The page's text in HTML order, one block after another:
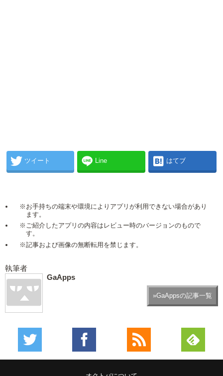
ツイート Line はてブ
※お手持ちの端末や環境によりアプリが利用できない場合があり
ます。
※ご紹介したアプリの内容はレビュー時のバージョンのもので
す。
※記事および画像の無断転用を禁じます。
執筆者
GaApps
»GaAppsの記事一覧